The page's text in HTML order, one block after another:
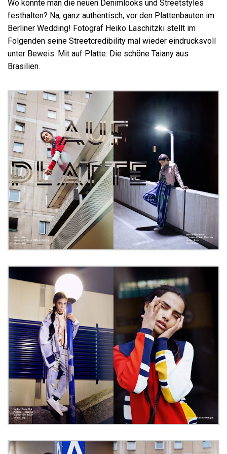
Wo könnte man die neuen Denimlooks und Streetstyles
festhalten? Na, ganz authentisch, vor den Plattenbauten im
Berliner Wedding! Fotograf Heiko Laschitzki stellt im
Folgenden seine Streetcredibility mal wieder eindrucksvoll
unter Beweis. Mit auf Platte: Die schöne Taiany aus
Brasilien.